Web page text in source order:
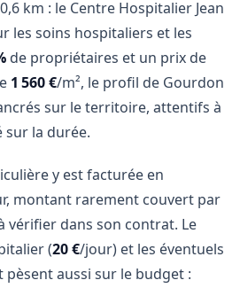
km : le Centre Hospitalier Jean
les soins hospitaliers et les
de propriétaires et un prix de
1 560 €/m², le profil de Gourdon
sur le territoire, attentifs à
la durée.
y est facturée en
montant rarement couvert par
vérifier dans son contrat. Le
(20 €/jour) et les éventuels
aussi sur le budget :